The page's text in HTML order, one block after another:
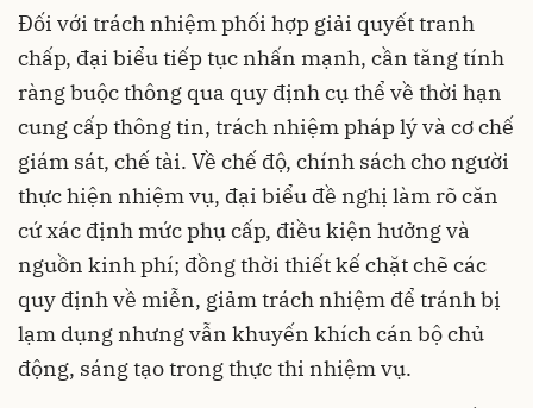
Đối với trách nhiệm phối hợp giải quyết tranh
chấp, đại biểu tiếp tục nhấn mạnh, cần tăng tính
ràng buộc thông qua quy định cụ thể về thời hạn
cung cấp thông tin, trách nhiệm pháp lý và cơ chế
giám sát, chế tài. Về chế độ, chính sách cho người
thực hiện nhiệm vụ, đại biểu đề nghị làm rõ căn
cứ xác định mức phụ cấp, điều kiện hưởng và
nguồn kinh phí; đồng thời thiết kế chặt chẽ các
quy định về miễn, giảm trách nhiệm để tránh bị
lạm dụng nhưng vẫn khuyến khích cán bộ chủ
động, sáng tạo trong thực thi nhiệm vụ.